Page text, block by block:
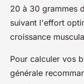
20 à 30 grammes
suivant l'effort
croissance
Pour calculer vos
générale